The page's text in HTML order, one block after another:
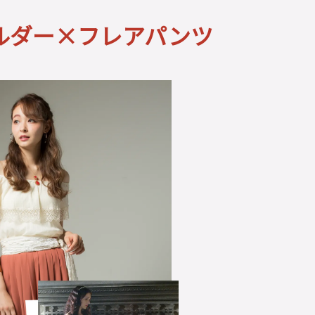
ダー×フレアパンツ